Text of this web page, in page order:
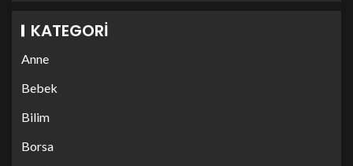
KATEGORI
Anne
Bebek
Bilim
Borsa